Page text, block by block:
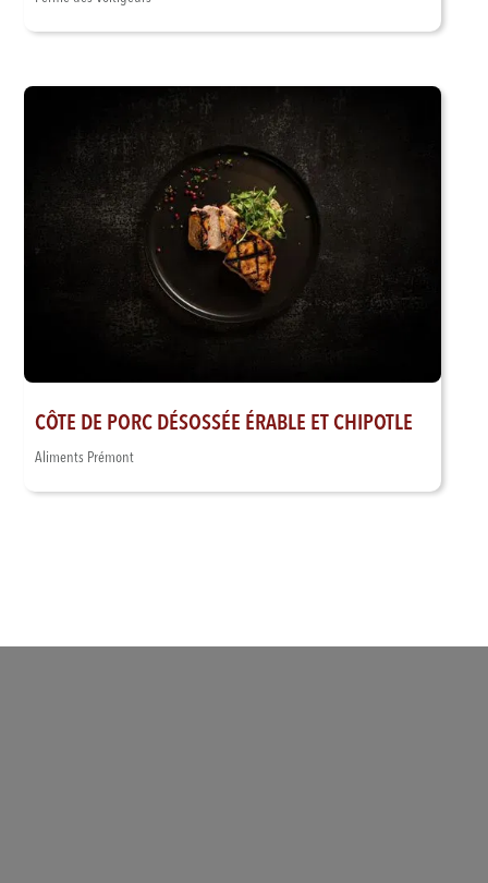
CÔTE DE PORC DÉSOSSÉE ÉRABLE ET CHIPOTLE
Aliments Prémont